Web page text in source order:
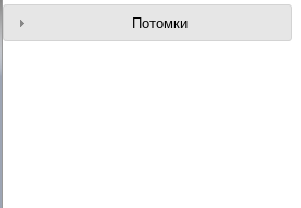
Потомки